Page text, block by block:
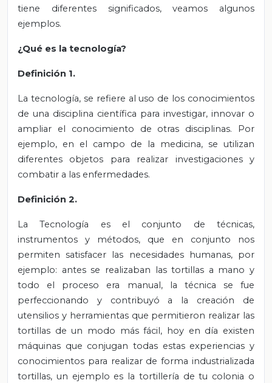
tiene diferentes significados, veamos algunos
ejemplos.
¿Qué es la tecnología?
Definición 1.
La tecnología, se refiere al uso de los conocimientos
de una disciplina científica para investigar, innovar o
ampliar el conocimiento de otras disciplinas. Por
ejemplo, en el campo de la medicina, se utilizan
diferentes objetos para realizar investigaciones y
combatir a las enfermedades.
Definición 2.
La Tecnología es el conjunto de técnicas,
instrumentos y métodos, que en conjunto nos
permiten satisfacer las necesidades humanas, por
ejemplo: antes se realizaban las tortillas a mano y
todo el proceso era manual, la técnica se fue
perfeccionando y contribuyó a la creación de
utensilios y herramientas que permitieron realizar las
tortillas de un modo más fácil, hoy en día existen
máquinas que conjugan todas estas experiencias y
conocimientos para realizar de forma industrializada
tortillas, un ejemplo es la tortillería de tu colonia o